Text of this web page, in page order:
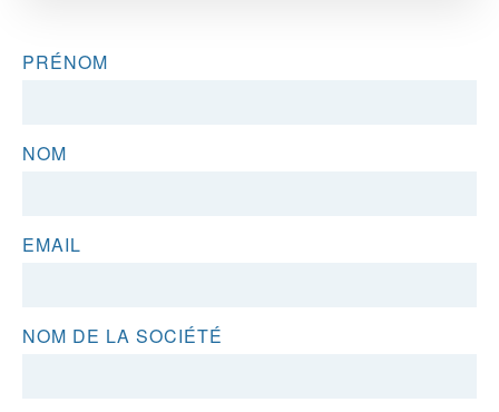
PRÉNOM
NOM
EMAIL
NOM DE LA SOCIÉTÉ